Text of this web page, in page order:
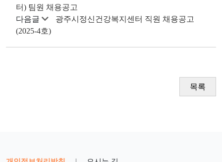
터) 팀원 채용공고
다음글
광주시정신건강복지센터 직원 채용공고
(2025-4호)
목록